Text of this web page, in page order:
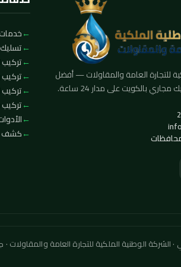
للتجارة العامة والمقاولات — أفضل
بالكويت على مدار 24 ساعة.
تركيب
تركيب
كشف